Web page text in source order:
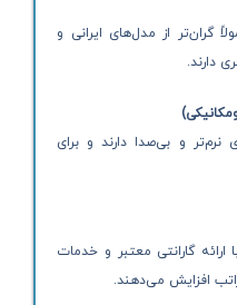
گران‌تر از مدل‌های ایرانی و
دارند.
و بی‌صدا دارند و برای
گارانتی معتبر و خدمات
افزایش می‌دهند.